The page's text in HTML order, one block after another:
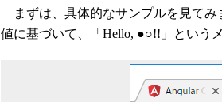
まずは、具体的なサンプルを見てみ
値に基づいて、「Hello, ●○!!」という